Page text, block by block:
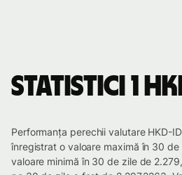
Statistici 1
Performanța perechii valutare HKD-
înregistrat o valoare maximă în 30
valoare minimă în 30 de zile de